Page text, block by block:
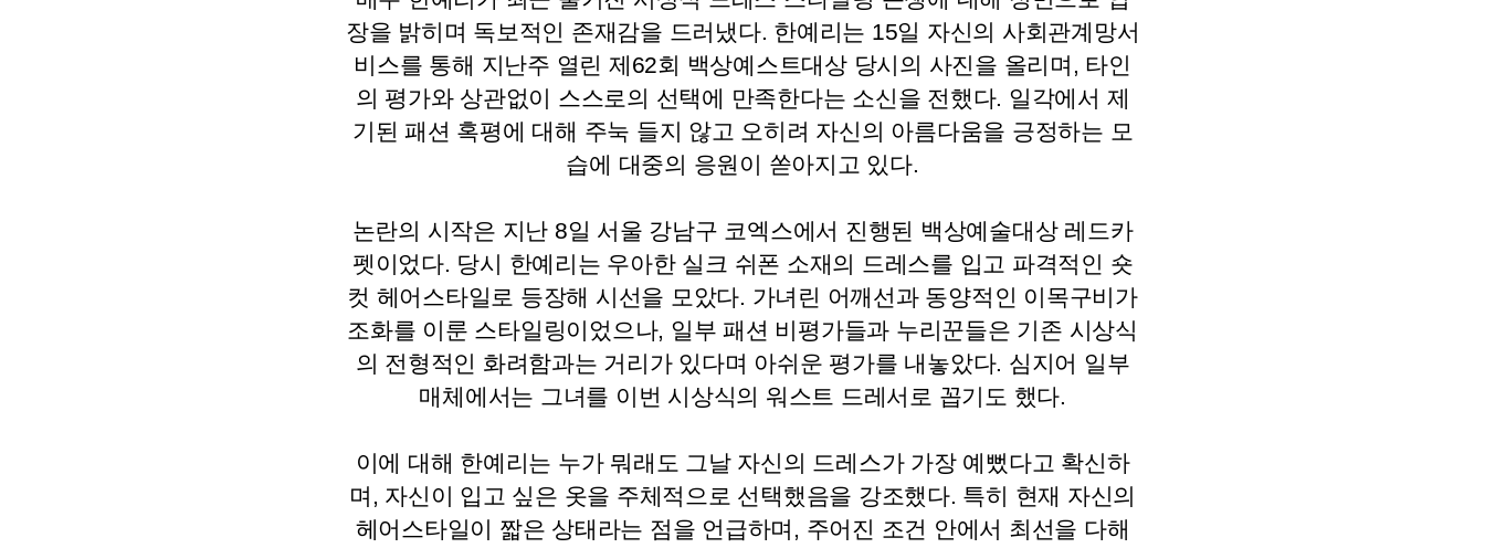
장을 밝히며 독보적인 존재감을 드러냈다. 한예리는 15일 자신의 사회관계망서
비스를 통해 지난주 열린 제62회 백상예스트대상 당시의 사진을 올리며, 타인
의 평가와 상관없이 스스로의 선택에 만족한다는 소신을 전했다. 일각에서 제
기된 패션 혹평에 대해 주눅 들지 않고 오히려 자신의 아름다움을 긍정하는 모
습에 대중의 응원이 쏟아지고 있다.
논란의 시작은 지난 8일 서울 강남구 코엑스에서 진행된 백상예술대상 레드카
펫이었다. 당시 한예리는 우아한 실크 쉬폰 소재의 드레스를 입고 파격적인 숏
컷 헤어스타일로 등장해 시선을 모았다. 가녀린 어깨선과 동양적인 이목구비가
조화를 이룬 스타일링이었으나, 일부 패션 비평가들과 누리꾼들은 기존 시상식
의 전형적인 화려함과는 거리가 있다며 아쉬운 평가를 내놓았다. 심지어 일부
매체에서는 그녀를 이번 시상식의 워스트 드레서로 꼽기도 했다.
이에 대해 한예리는 누가 뭐래도 그날 자신의 드레스가 가장 예뻤다고 확신하
며, 자신이 입고 싶은 옷을 주체적으로 선택했음을 강조했다. 특히 현재 자신의
헤어스타일이 짧은 상태라는 점을 언급하며, 주어진 조건 안에서 최선을 다해